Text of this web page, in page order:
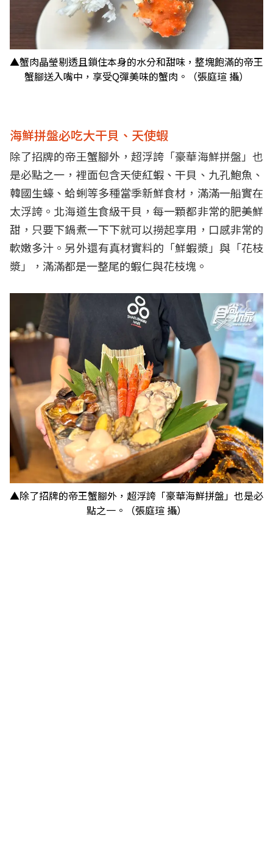
▲蟹肉晶瑩剔透且鎖住本身的水分和甜味，整塊飽滿的帝王
蟹腳送入嘴中，享受Q彈美味的蟹肉。（張庭瑄 攝）
海鮮拼盤必吃大干貝、天使蝦
除了招牌的帝王蟹腳外，超浮誇「豪華海鮮拼盤」也
是必點之一，裡面包含天使紅蝦、干貝、九孔鮑魚、
韓國生蠔、蛤蜊等多種當季新鮮食材，滿滿一船實在
太浮誇。北海道生食級干貝，每一顆都非常的肥美鮮
甜，只要下鍋煮一下下就可以撈起享用，口感非常的
軟嫩多汁。另外還有真材實料的「鮮蝦漿」與「花枝
漿」，滿滿都是一整尾的蝦仁與花枝塊。
▲除了招牌的帝王蟹腳外，超浮誇「豪華海鮮拼盤」也是必
點之一。（張庭瑄 攝）